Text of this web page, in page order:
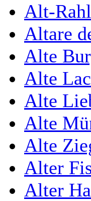
Alt-
Altare
Alte
Alte
Alte
Alte
Alte
Alter
Alter